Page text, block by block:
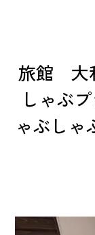
旅館 大
しゃぶ
ゃぶし